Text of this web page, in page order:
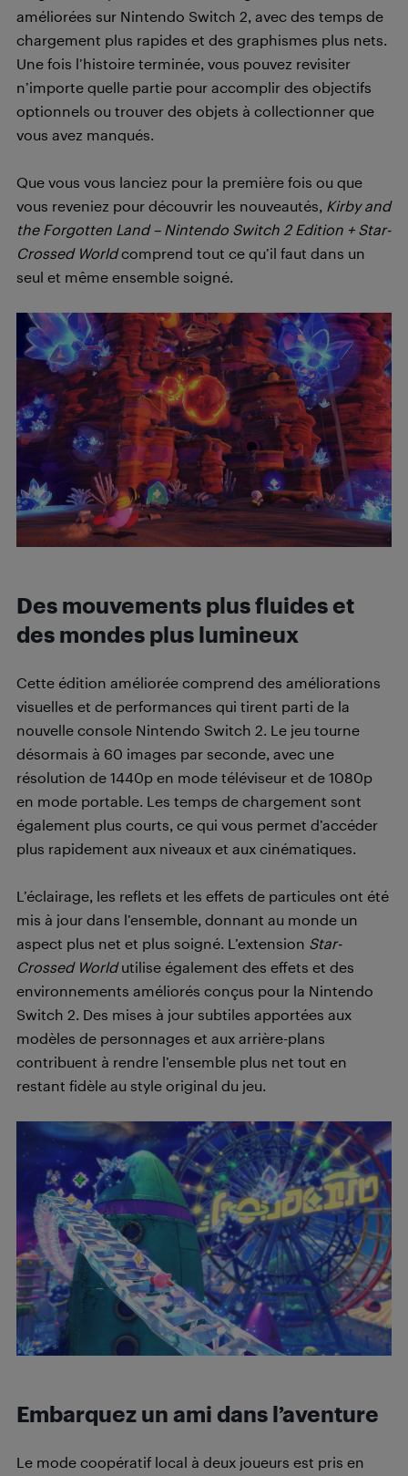
améliorées sur Nintendo Switch 2, avec des temps de
chargement plus rapides et des graphismes plus nets.
Une fois l’histoire terminée, vous pouvez revisiter
n’importe quelle partie pour accomplir des objectifs
optionnels ou trouver des objets à collectionner que
vous avez manqués.
Que vous vous lanciez pour la première fois ou que
vous reveniez pour découvrir les nouveautés, Kirby and
the Forgotten Land – Nintendo Switch 2 Edition + Star-
Crossed Worldcomprend tout ce qu’il faut dans un
seul et même ensemble soigné.
Des mouvements plus fluides et
des mondes plus lumineux
Cette édition améliorée comprend des améliorations
visuelles et de performances qui tirent parti de la
nouvelle console Nintendo Switch 2. Le jeu tourne
désormais à 60 images par seconde, avec une
résolution de 1440p en mode téléviseur et de 1080p
en mode portable. Les temps de chargement sont
également plus courts, ce qui vous permet d’accéder
plus rapidement aux niveaux et aux cinématiques.
L’éclairage, les reflets et les effets de particules ont été
mis à jour dans l’ensemble, donnant au monde un
aspect plus net et plus soigné. L’extension Star-
Crossed Worldutilise également des effets et des
environnements améliorés conçus pour la Nintendo
Switch 2. Des mises à jour subtiles apportées aux
modèles de personnages et aux arrière-plans
contribuent à rendre l’ensemble plus net tout en
restant fidèle au style original du jeu.
Embarquez un ami dans l’aventure
Le mode coopératif local à deux joueurs est pris en